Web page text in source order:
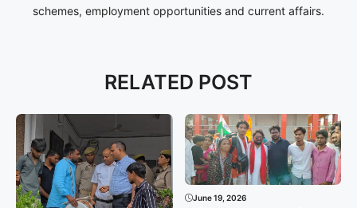
schemes, employment opportunities and current affairs.
RELATED POST
June 19, 2026